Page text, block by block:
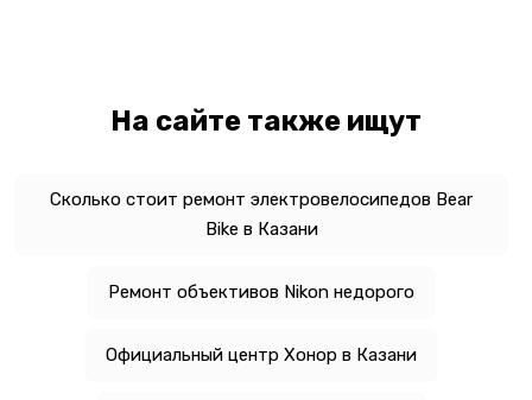
На сайте также ищут
Сколько стоит ремонт электровелосипедов Bear
Bike в Казани
Ремонт объективов Nikon недорого
Официальный центр Хонор в Казани